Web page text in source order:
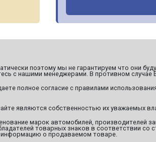
поэтому мы не гарантируем что они
с нашими менеджерами. В противном
полное согласие с правилами
являются собственностью их уважаемых
марок автомобилей, производителей
товарных знаков в соответствии со
о продаваемом товаре.